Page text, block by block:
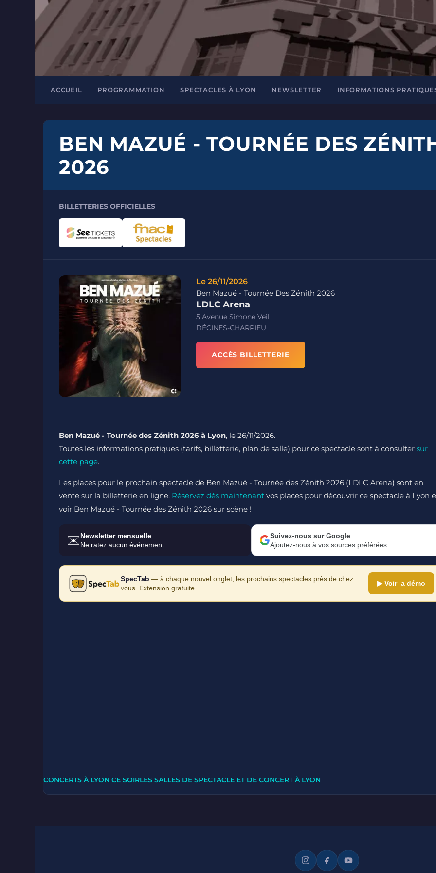
ACCUEIL PROGRAMMATION SPECTACLES À LYON NEWSLETTER INFORMATIONS
BEN MAZUÉ - TOURNÉE DES
2026
BILLETTERIES OFFICIELLES
Le 26/11/2026
Ben Mazué - Tournée Des Zénith 2026
LDLC Arena
5 Avenue Simone Veil
DÉCINES-CHARPIEU
ACCÈS BILLETTERIE
Ben Mazué - Tournée des Zénith 2026 à Lyon, le 26/11/2026.
Toutes les informations pratiques (tarifs, billetterie, plan de salle) pour ce spectacle sont à consulter sur
cette page.
Les places pour le prochain spectacle de Ben Mazué - Tournée des Zénith 2026 (LDLC Arena) sont en
vente sur la billetterie en ligne. Réservez dès maintenant vos places pour découvrir ce spectacle à Lyon
voir Ben Mazué - Tournée des Zénith 2026 sur scène !
✉️Newsletter mensuelle
Ne ratez aucun événement
Suivez-nous sur Google
Ajoutez-nous à vos sources préférées
SpecTab — à chaque nouvel onglet, les prochains spectacles près de chez
vous. Extension gratuite.
▶ Voir la démo
CONCERTS À LYON CE SOIRLES SALLES DE SPECTACLE ET DE CONCERT À LYON